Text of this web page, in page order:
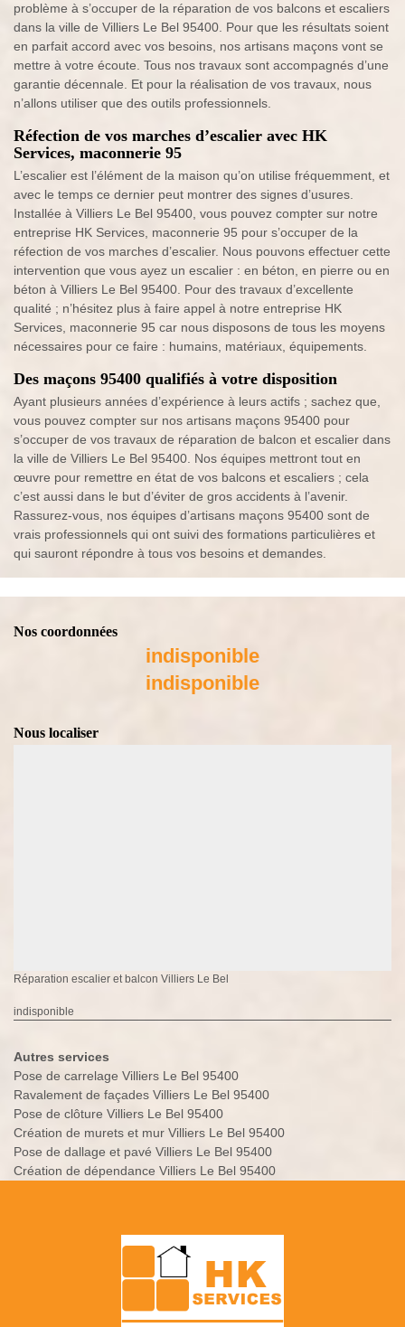
problème à s’occuper de la réparation de vos balcons et escaliers
dans la ville de Villiers Le Bel 95400. Pour que les résultats soient
en parfait accord avec vos besoins, nos artisans maçons vont se
mettre à votre écoute. Tous nos travaux sont accompagnés d’une
garantie décennale. Et pour la réalisation de vos travaux, nous
n’allons utiliser que des outils professionnels.
Réfection de vos marches d’escalier avec HK
Services, maconnerie 95
L’escalier est l’élément de la maison qu’on utilise fréquemment, et
avec le temps ce dernier peut montrer des signes d’usures.
Installée à Villiers Le Bel 95400, vous pouvez compter sur notre
entreprise HK Services, maconnerie 95 pour s’occuper de la
réfection de vos marches d’escalier. Nous pouvons effectuer cette
intervention que vous ayez un escalier : en béton, en pierre ou en
béton à Villiers Le Bel 95400. Pour des travaux d’excellente
qualité ; n’hésitez plus à faire appel à notre entreprise HK
Services, maconnerie 95 car nous disposons de tous les moyens
nécessaires pour ce faire : humains, matériaux, équipements.
Des maçons 95400 qualifiés à votre disposition
Ayant plusieurs années d’expérience à leurs actifs ; sachez que,
vous pouvez compter sur nos artisans maçons 95400 pour
s’occuper de vos travaux de réparation de balcon et escalier dans
la ville de Villiers Le Bel 95400. Nos équipes mettront tout en
œuvre pour remettre en état de vos balcons et escaliers ; cela
c’est aussi dans le but d’éviter de gros accidents à l’avenir.
Rassurez-vous, nos équipes d’artisans maçons 95400 sont de
vrais professionnels qui ont suivi des formations particulières et
qui sauront répondre à tous vos besoins et demandes.
Nos coordonnées
indisponible
indisponible
Nous localiser
Réparation escalier et balcon Villiers Le Bel
indisponible
Autres services
Pose de carrelage Villiers Le Bel 95400
Ravalement de façades Villiers Le Bel 95400
Pose de clôture Villiers Le Bel 95400
Création de murets et mur Villiers Le Bel 95400
Pose de dallage et pavé Villiers Le Bel 95400
Création de dépendance Villiers Le Bel 95400